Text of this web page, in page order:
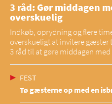
3 råd: Gør middagen
overskuelig
Indkøb, oprydning og flere
overskueligt at invitere gæster
3 råd til at gøre middagen
FEST
Tø gæsterne op med en